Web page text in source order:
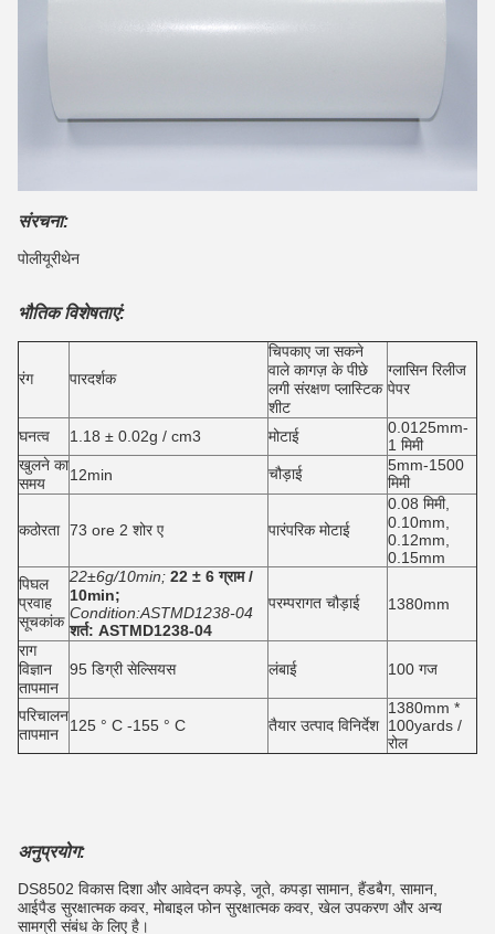
संरचना:
पोलीयूरीथेन
भौतिक विशेषताएं:
रंग पारदर्शक
चिपकाए जा सकने
वाले कागज़ के पीछे
लगी संरक्षण प्लास्टिक
शीट
ग्लासिन रिलीज
पेपर
घनत्व 1.18 ± 0.02g / cm3 मोटाई
0.0125mm-
1 मिमी
खुलने का
समय
12min चौड़ाई
5mm-1500
मिमी
कठोरता 73 ore 2 शोर ए पारंपरिक मोटाई
0.08 मिमी,
0.10mm,
0.12mm,
0.15mm
पिघल
प्रवाह
सूचकांक
22±6g/10min; 22 ± 6 ग्राम /
10min;
Condition:ASTMD1238-04
शर्त: ASTMD1238-04
परम्परागत चौड़ाई 1380mm
राग
विज्ञान
तापमान
95 डिग्री सेल्सियस लंबाई 100 गज
परिचालन
तापमान
125 ° C -155 ° C तैयार उत्पाद विनिर्देश
1380mm *
100yards /
रोल
अनुप्रयोग:
DS8502 विकास दिशा और आवेदन कपड़े, जूते, कपड़ा सामान, हैंडबैग, सामान,
आईपैड सुरक्षात्मक कवर, मोबाइल फोन सुरक्षात्मक कवर, खेल उपकरण और अन्य
सामग्री संबंध के लिए है।